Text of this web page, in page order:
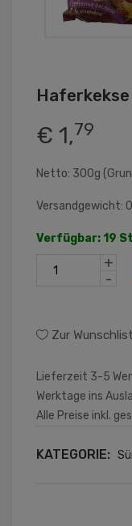
€ 1,79
Netto: 300g
Versandgewicht:
Verfügbar: 19
+
-
Zur
Lieferzeit 3-5
Werktage ins
Alle Preise inkl.
KATEGORIE: